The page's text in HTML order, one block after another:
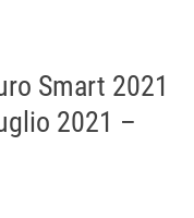
Smart 2021
2021 –